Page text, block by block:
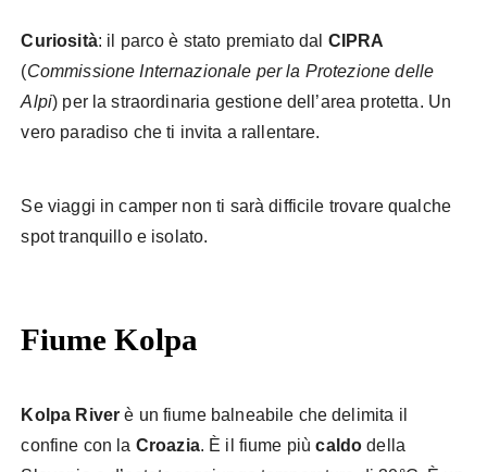
Curiosità: il parco è stato premiato dal CIPRA
(Commissione Internazionale per la Protezione delle
Alpi) per la straordinaria gestione dell’area protetta. Un
vero paradiso che ti invita a rallentare.
Se viaggi in camper non ti sarà difficile trovare qualche
spot tranquillo e isolato.
Fiume Kolpa
Kolpa Riverè un fiume balneabile che delimita il
confine con la Croazia. È il fiume piùcaldo della